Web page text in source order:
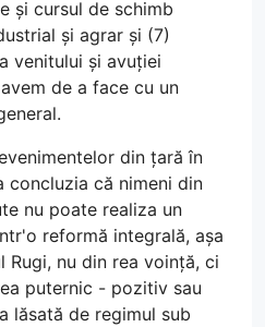
și cursul de schimb
și agrar și (7)
venitului și avuției
de a face cu un
din țară în
concluzia că nimeni din
nu poate realiza un
reformă integrală, așa
Rugi, nu din rea voință, ci
puternic - pozitiv sau
lăsată de regimul sub